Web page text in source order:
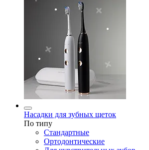
Насадки для зубных щеток
По типу
Стандартные
Ортодонтические